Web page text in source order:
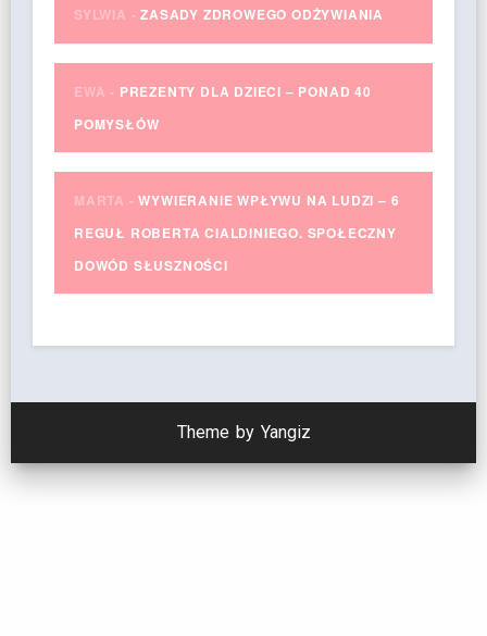
SYLWIA -ZASADY ZDROWEGO ODŻYWIANIA
EWA - PREZENTY DLA DZIECI – PONAD 40
POMYSŁÓW
MARTA -WYWIERANIE WPŁYWU NA LUDZI – 6
REGUŁ ROBERTA CIALDINIEGO. SPOŁECZNY
DOWÓD SŁUSZNOŚCI
Theme by Yangiz